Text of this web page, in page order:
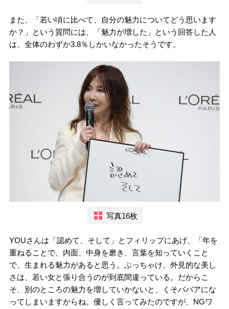
また、「若い頃に比べて、自分の魅力についてどう思います
か？」という質問には、「魅力が増した」という回答した人
は、全体のわずか3.8％しかいなかったそうです。
写真16枚
YOUさんは「認めて、そして」とフィリップにあげ、「年を
重ねることで、内面、中身を磨き、言葉を知っていくこと
で、生まれる魅力があると思う。ぶっちゃけ、外見的な美し
さは、若い女と張り合うのが到底間違っている。だからこ
そ、別のところの魅力を増していかないと、くそババアにな
ってしまいますからね。優しく言ってみたのですが、NGワ